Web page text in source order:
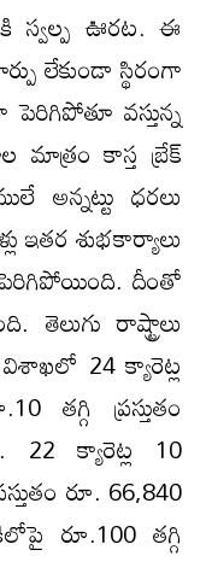
స్వల్ప ఊరట. ఈ
లేకుండా స్థిరంగా
వస్తున్న
మాత్రం కాస్త బ్రేక్
అన్నట్టు ధరలు
ఇతర శుభకార్యాలు
దీంతో
రాష్ట్రాలు
24 క్యారెట్ల
తగ్గి ప్రస్తుతం
22 క్యారెట్ల 10
రూ. 66,840
రూ.100 తగ్గి